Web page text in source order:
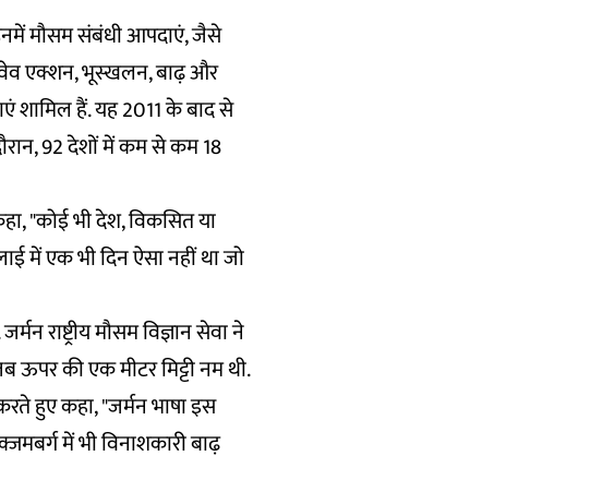
मौसम संबंधी आपदाएं, जैसे
एक्शन, भूस्खलन, बाढ़ और
हैं. यह 2011 के बाद से
92 देशों में कम से कम 18
"कोई भी देश, विकसित या
में एक भी दिन ऐसा नहीं था जो
राष्ट्रीय मौसम विज्ञान सेवा ने
ऊपर की एक मीटर मिट्टी नम थी.
हुए कहा, "जर्मन भाषा इस
में भी विनाशकारी बाढ़